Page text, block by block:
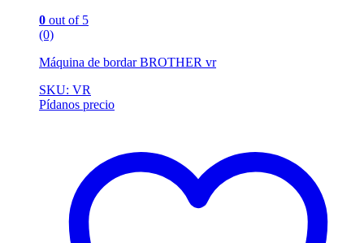
0 out of 5
(0)
Máquina de bordar BROTHER vr
SKU: VR
Pídanos precio